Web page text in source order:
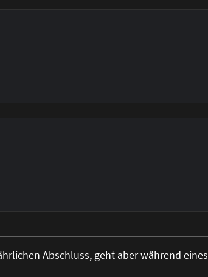
Abschluss, geht aber während eines